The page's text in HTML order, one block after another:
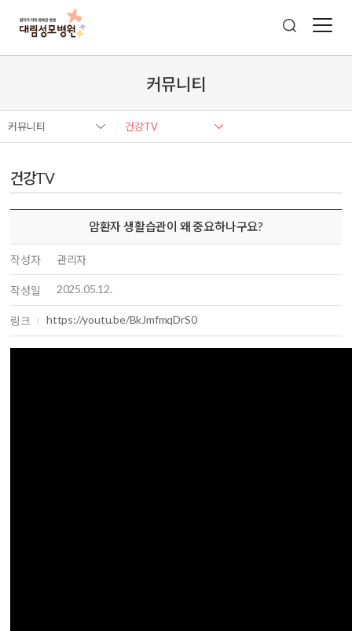
커뮤니티
커뮤니티 건강TV
건강TV
암환자 생활습관이 왜 중요하나구요?
작성자 관리자
작성일 2025.05.12.
링크 https://youtu.be/BkJmfmqDrS0